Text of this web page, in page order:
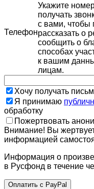
Телефон
Укажите
получать
с вами, чтобы
рассказать о
сообщить о
способах
к вашим
лицам.
Хочу получать
Я принимаю
обработку
Пожертвовать
Внимание! Вы
информацией
Информация о
в Русфонд в течение
Оплатить с PayPal